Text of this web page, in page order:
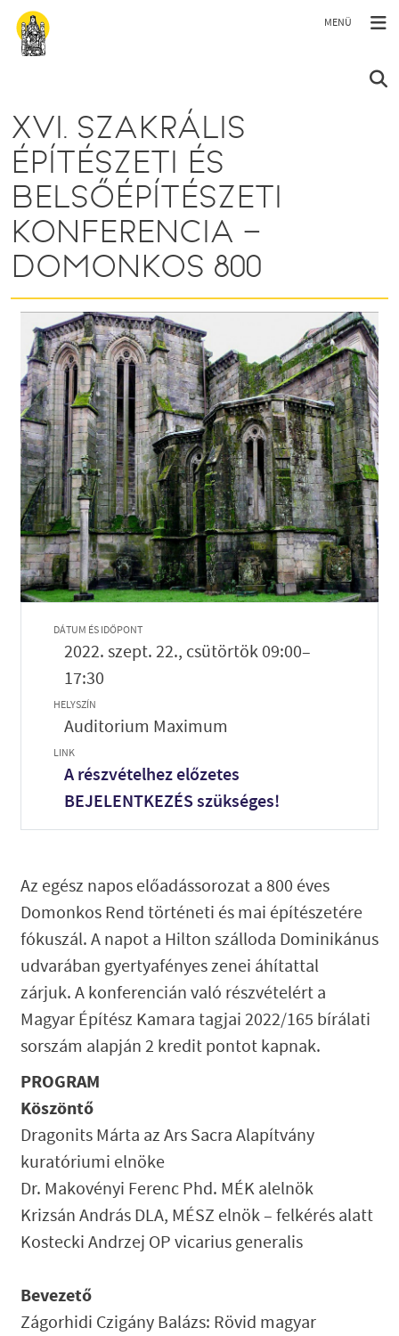
Ugrás a tartalomra
XVI. SZAKRÁLIS
ÉPÍTÉSZETI ÉS
BELSŐÉPÍTÉSZETI
KONFERENCIA –
DOMONKOS 800
DÁTUM ÉS IDŐPONT
2022. szept. 22., csütörtök 09:00–
17:30
HELYSZÍN
Auditorium Maximum
LINK
A részvételhez előzetes
BEJELENTKEZÉS szükséges!
Az egész napos előadássorozat a 800 éves
Domonkos Rend történeti és mai építészetére
fókuszál. A napot a Hilton szálloda Dominikánus
udvarában gyertyafényes zenei áhítattal
zárjuk. A konferencián való részvételért a
Magyar Építész Kamara tagjai 2022/165 bírálati
sorszám alapján 2 kredit pontot kapnak.
PROGRAM
Köszöntő
Dragonits Márta az Ars Sacra Alapítvány
kuratóriumi elnöke
Dr. Makovényi Ferenc Phd. MÉK alelnök
Krizsán András DLA, MÉSZ elnök – felkérés alatt
Kostecki Andrzej OP vicarius generalis
Bevezető
Zágorhidi Czigány Balázs: Rövid magyar